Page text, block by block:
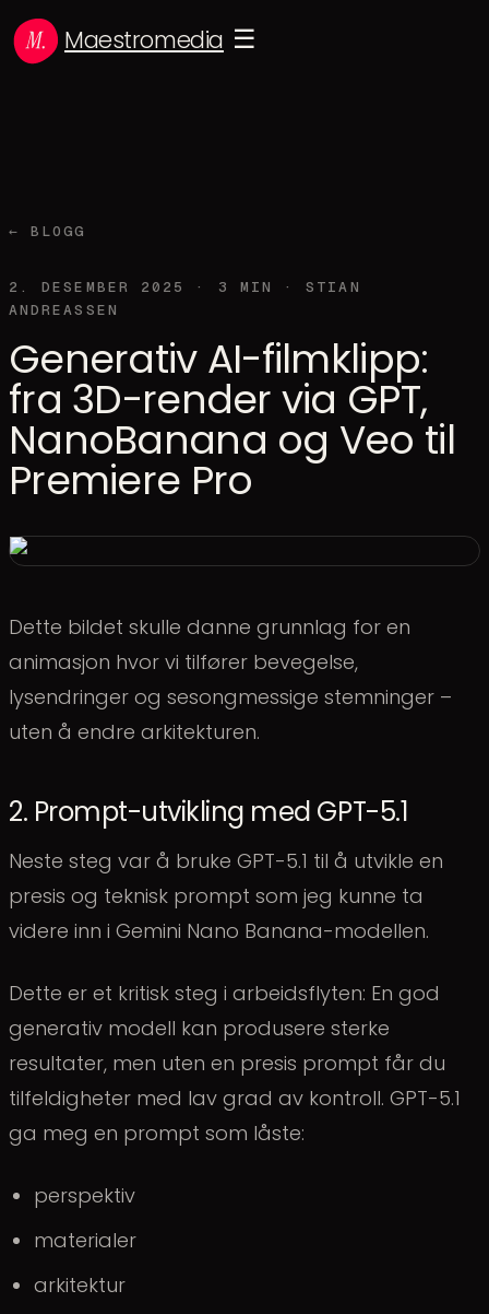
Maestromedia ☰
← BLOGG
2. DESEMBER 2025 · 3 MIN ·STIAN
ANDREASSEN
Generativ AI-filmklipp:
fra 3D-render via GPT,
NanoBanana og Veo til
Premiere Pro
Dette bildet skulle danne grunnlag for en
animasjon hvor vi tilfører bevegelse,
lysendringer og sesongmessige stemninger –
uten å endre arkitekturen.
2. Prompt-utvikling med GPT-5.1
Neste steg var å bruke GPT-5.1 til å utvikle en
presis og teknisk prompt som jeg kunne ta
videre inn i Gemini Nano Banana-modellen.
Dette er et kritisk steg i arbeidsflyten: En god
generativ modell kan produsere sterke
resultater, men uten en presis prompt får du
tilfeldigheter med lav grad av kontroll. GPT-5.1
ga meg en prompt som låste:
perspektiv
materialer
arkitektur